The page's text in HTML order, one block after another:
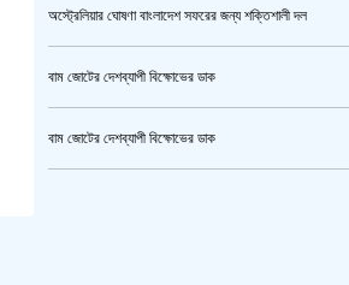
ভারতের
অস্ট্রেলিয়ার ঘোষণা বাংলাদেশ সফরের জন্য শক্তিশালী দল
বাম জোটের দেশব্যাপী বিক্ষোভের ডাক
বাম জোটের দেশব্যাপী বিক্ষোভের ডাক